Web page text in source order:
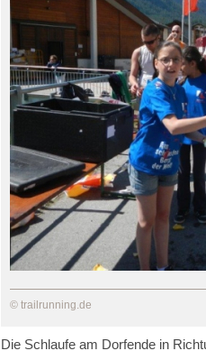
© trailrunning.de
Die Schlaufe am Dorfende in